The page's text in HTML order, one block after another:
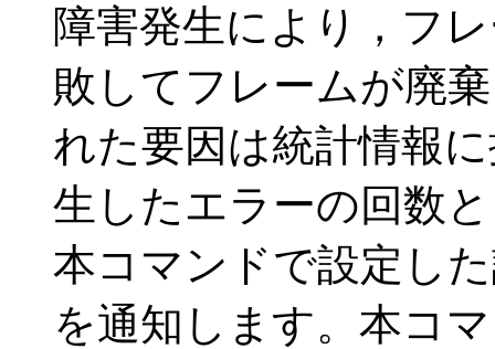
障害発生により，フ
敗してフレームが廃
れた要因は統計情報
生したエラーの回数
本コマンドで設定し
を通知します。本コ